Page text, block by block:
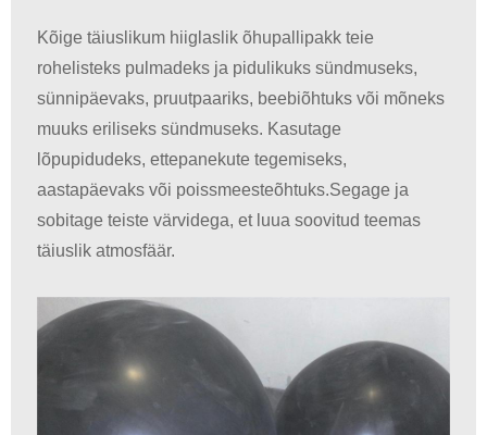
Kõige täiuslikum hiiglaslik õhupallipakk teie
rohelisteks pulmadeks ja pidulikuks sündmuseks,
sünnipäevaks, pruutpaariks, beebiõhtuks või mõneks
muuks eriliseks sündmuseks. Kasutage
lõpupidudeks, ettepanekute tegemiseks,
aastapäevaks või poissmeesteõhtuks.Segage ja
sobitage teiste värvidega, et luua soovitud teemas
täiuslik atmosfäär.